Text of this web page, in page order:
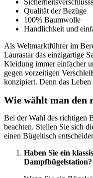
Qualität der Bezüge
100% Baumwolle
Handlichkeit und
Als Weltmarktführer im
Laurastar das einzigartige
Kleidung immer einfacher
gegen vorzeitigen
konzipiert. Denn das
Wie wählt man den
Bei der Wahl des richtigen
beachten. Stellen Sie sich
einen Bügeltisch
Haben Sie ein
Dampfbügelstation?